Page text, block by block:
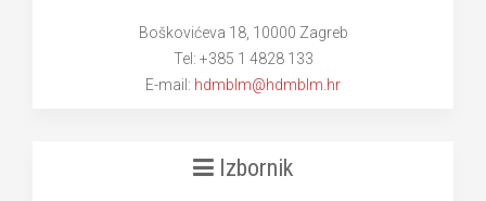
Boškovićeva 18, 10000 Zagreb
Tel: +385 1 4828 133
E-mail: hdmblm@hdmblm.hr
Izbornik